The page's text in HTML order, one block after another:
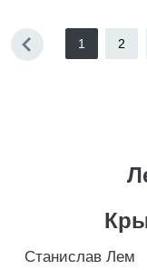
1 2
Станислав Лем